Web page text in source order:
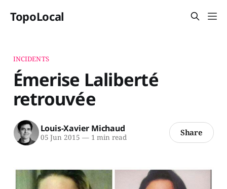
TopoLocal
INCIDENTS
Émerise Laliberté
retrouvée
Louis-Xavier Michaud
05 Jun 2015 —1 min read Share